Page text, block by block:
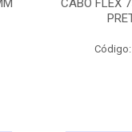
CABO FLEX